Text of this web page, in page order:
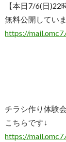
【本日7/6(日
無料公開してい
https://
チラシ作り体験
こちらです↓
https://